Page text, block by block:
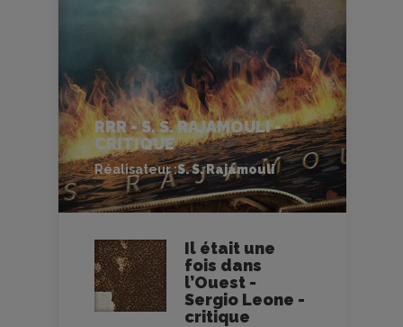
RRR - S. S. RAJAMOULI -
CRITIQUE
Réalisateur :S. S. Rajamouli
Il était une
fois dans
l’Ouest -
Sergio Leone -
critique